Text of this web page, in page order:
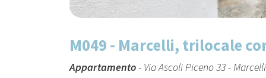
M049 - Marcelli, trilocale
Appartamento- Via Ascoli Piceno 33 - Marcelli